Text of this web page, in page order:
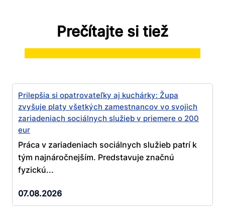
Prečítajte si tiež
Prilepšia si opatrovateľky aj kuchárky: Župa
zvyšuje platy všetkých zamestnancov vo svojich
zariadeniach sociálnych služieb v priemere o 200
eur
Práca v zariadeniach sociálnych služieb patrí k
tým najnáročnejším. Predstavuje značnú
fyzickú...
07.08.2026